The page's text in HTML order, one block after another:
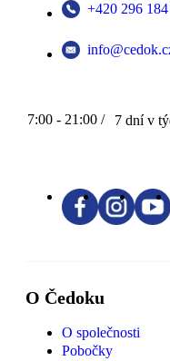
+420 296
7:00 - 21:00 / 7 dní v
O Čedoku
O společnosti
Pobočky